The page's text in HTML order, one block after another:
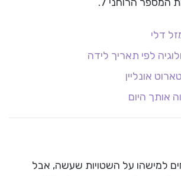
דלי
לפי תאריך לידה
אונליין
אותך היום
למישהו על השטויות שעשה, אבל